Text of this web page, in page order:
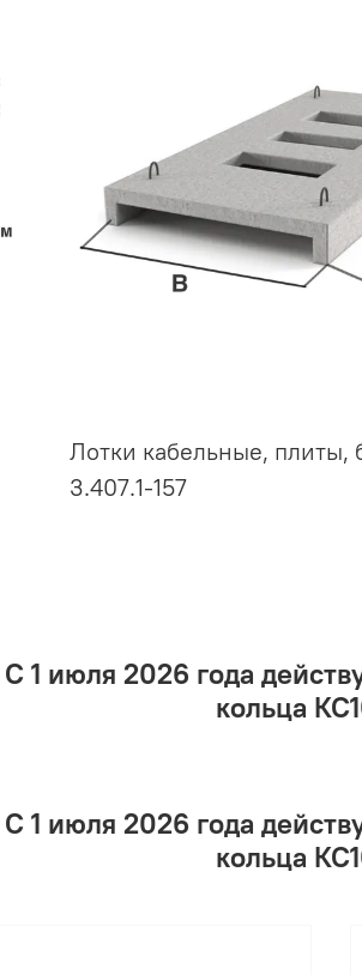
Лотки кабельные, плиты,
3.407.1-157
С 1 июля 2026 года
кольца
С 1 июля 2026 года
кольца